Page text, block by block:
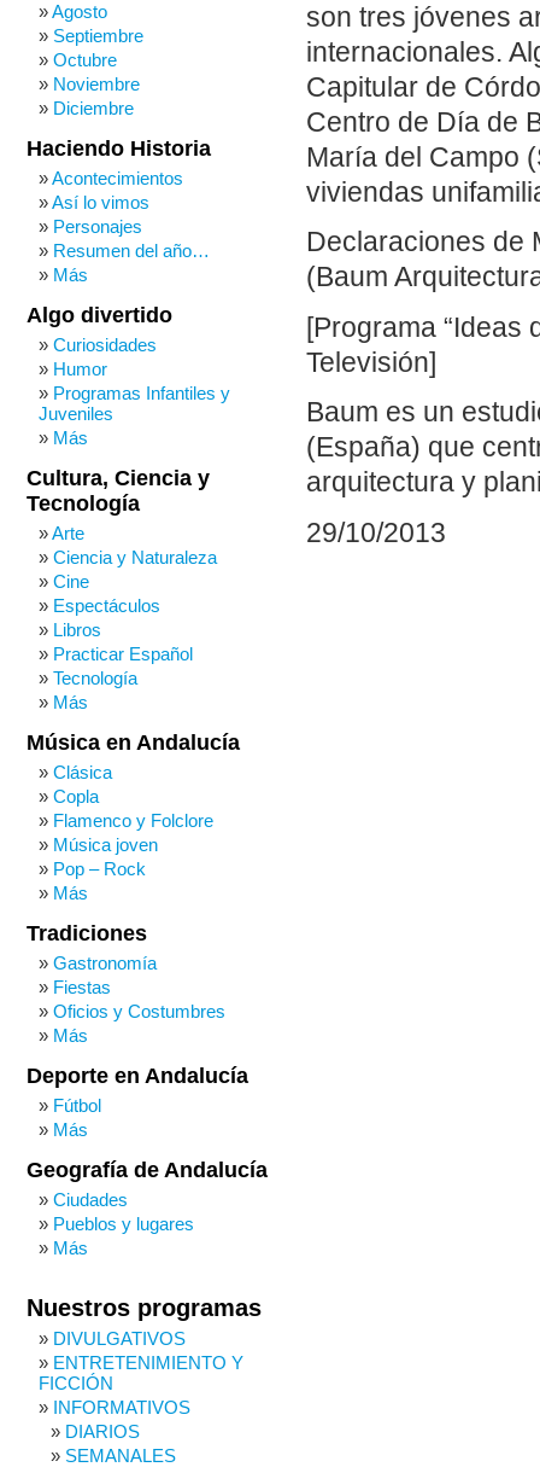
son tres jóvenes
internacionales.
Capitular de
Centro de Día de
María del Campo
viviendas
Declaraciones de
(Baum
[Programa “Ideas
Televisión]
Baum es un
(España) que
arquitectura y
29/10/2013
Agosto
Septiembre
Octubre
Noviembre
Diciembre
Haciendo Historia
Acontecimientos
Así lo vimos
Personajes
Resumen del año…
Más
Algo divertido
Curiosidades
Humor
Programas Infantiles y
Juveniles
Más
Cultura, Ciencia y
Tecnología
Arte
Ciencia y Naturaleza
Cine
Espectáculos
Libros
Practicar Español
Tecnología
Más
Música en Andalucía
Clásica
Copla
Flamenco y Folclore
Música joven
Pop – Rock
Más
Tradiciones
Gastronomía
Fiestas
Oficios y Costumbres
Más
Deporte en Andalucía
Fútbol
Más
Geografía de Andalucía
Ciudades
Pueblos y lugares
Más
Nuestros programas
DIVULGATIVOS
ENTRETENIMIENTO Y
FICCIÓN
INFORMATIVOS
DIARIOS
SEMANALES